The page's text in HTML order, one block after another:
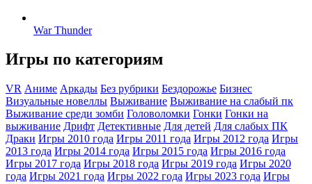
War Thunder
Игры по категориям
VR Аниме Аркады Без рубрики Бездорожье Бизнес
Визуальные новеллы Выживание Выживание на слабый пк
Выживание среди зомби Головоломки Гонки Гонки на
выживание Дрифт Детективные Для детей Для слабых ПК
Драки Игры 2010 года Игры 2011 года Игры 2012 года Игры
2013 года Игры 2014 года Игры 2015 года Игры 2016 года
Игры 2017 года Игры 2018 года Игры 2019 года Игры 2020
года Игры 2021 года Игры 2022 года Игры 2023 года Игры